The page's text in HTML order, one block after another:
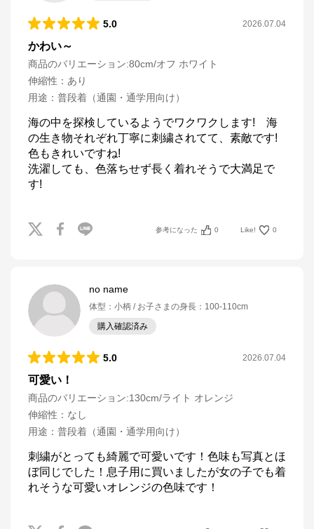
5.0 2026.07.04
かわい～
商品のバリエーション:80cm/オフ ホワイト
伸縮性 ： あり
用途 ： 普段着（通園・通学用向け）
海の中を探検しているようでワクワクします!　海
の生き物それぞれ丁寧に刺繍されてて、素敵です!
色もきれいですね!
洗濯しても、色落ちせず長く着れそうで大満足で
す!
参考になった 0 Like! 0
no name
体型 ： 小柄 お子さまの身長 ： 100-110cm
購入確認済み
5.0 2026.07.04
可愛い！
商品のバリエーション:130cm/ライト オレンジ
伸縮性 ： なし
用途 ： 普段着（通園・通学用向け）
刺繍がとっても綺麗で可愛いです！色味も写真とほ
ぼ同じでした！息子用に買いましたが女の子でも着
れそうな可愛いオレンジの色味です！